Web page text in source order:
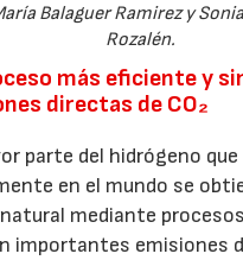
Balaguer Ramirez y
Rozalén.
más eficiente y
directas de CO₂
parte del hidrógeno que
en el mundo se
mediante
importantes emisiones